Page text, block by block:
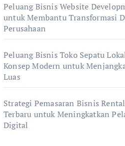
Peluang Bisnis Website
untuk Membantu Transformasi
Perusahaan
Peluang Bisnis Toko Sepatu
Konsep Modern untuk
Luas
Strategi Pemasaran Bisnis
Terbaru untuk Meningkatkan
Digital